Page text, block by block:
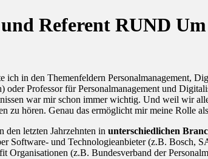
Referent RUND
ich in den Themenfeldern Personalmanagement,
Professor für Personalmanagement und
war mir schon immer wichtig. Und weil wir
zu hören. Genau das ermöglicht mir meine Rolle
den letzten Jahrzehnten in unterschiedlichen
Software- und Technologieanbieter (z.B. Bosch,
(z.B. Bundesverband der